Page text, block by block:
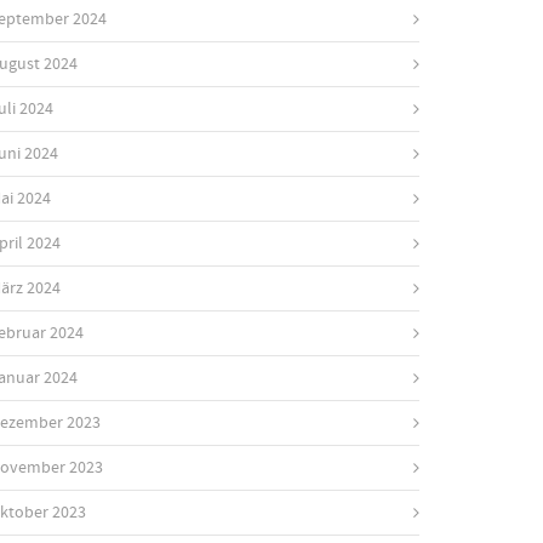
2024
2024
2024
2024
2024
2024
2024
2024
2024
2023
2023
2023